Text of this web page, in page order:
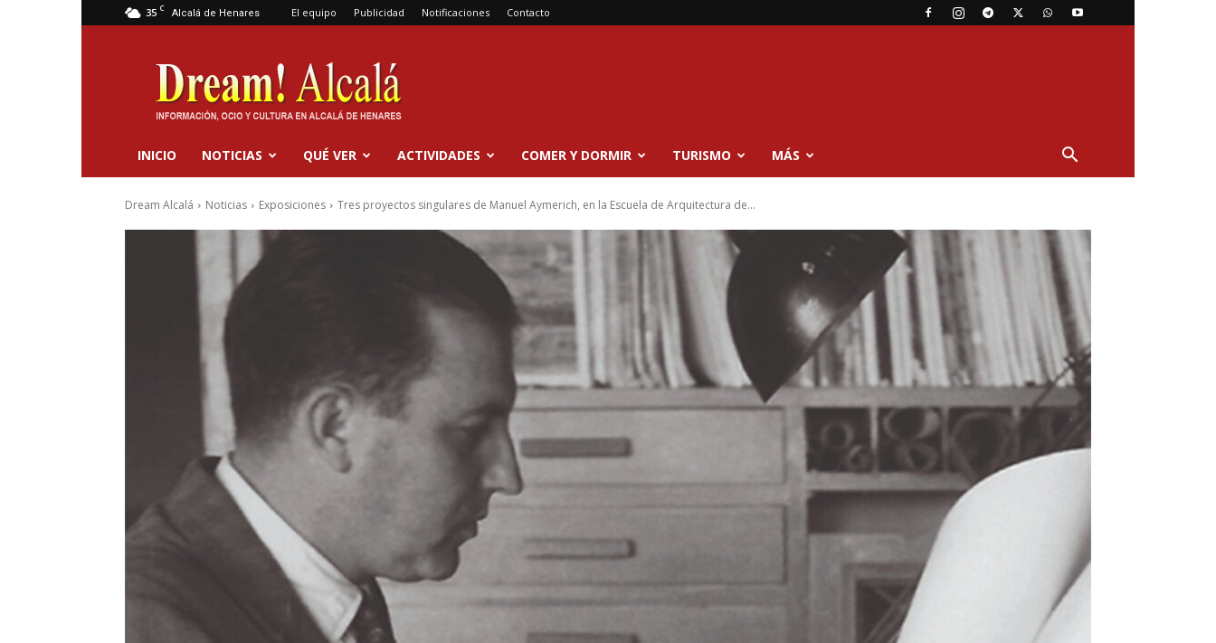
35 C Alcalá de Henares El equipo Publicidad Notificaciones Contacto
Dream
Alcalá
INICIO NOTICIAS QUÉ VER ACTIVIDADES COMER Y DORMIR TURISMO MÁS
Dream Alcalá Noticias Exposiciones Tres proyectos singulares de Manuel Aymerich, en la Escuela de Arquitectura de...